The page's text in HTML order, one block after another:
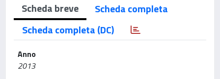
Scheda breve
Scheda completa
Scheda completa (DC)
Anno
2013